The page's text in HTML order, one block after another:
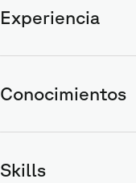
Experiencia
Conocimientos
Skills